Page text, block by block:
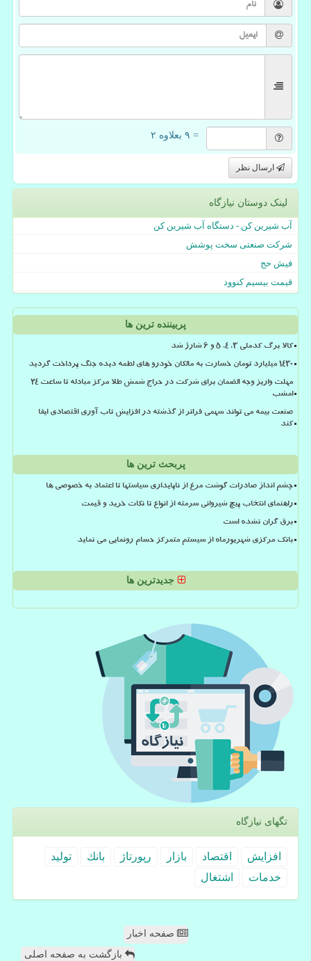
= ۹ بعلاوه ۲
ارسال نظر
لینک دوستان نیازگاه
آب شیرین کن - دستگاه آب شیرین کن
شرکت صنعتی سخت پوشش
فیش حج
قیمت بیسیم کنوود
پربیننده ترین ها
کالا برگ کدملی 3، 4، 5 و 6 شارژ شد
۱۴۳۰ میلیارد تومان خسارت به مالکان خودرو های لطمه دیده جنگ پرداخت گردید
مهلت واریز وجه الضمان برای شرکت در حراج شمش طلا مرکز مبادله تا ساعت ۲۴
امشب
صنعت بیمه می تواند سهمی فراتر از گذشته در افزایش تاب آوری اقتصادی ایفا
کند
پربحث ترین ها
چشم انداز صادرات گوشت مرغ از ناپایداری سیاستها تا اعتماد به خصوصی ها
راهنمای انتخاب پیچ شیروانی سرمته از انواع تا نکات خرید و قیمت
برق گران نشده است
بانک مرکزی شهریورماه از سیستم متمرکز حسام رونمایی می نماید
جدیدترین ها
تگهای نیازگاه
افزایش اقتصاد بازار رپورتاژ بانك
تولید
خدمات
اشتغال
صفحه اخبار
بازگشت به صفحه اصلی